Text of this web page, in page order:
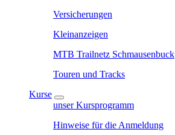
Versicherungen
Kleinanzeigen
MTB Trailnetz Schmausenbuck
Touren und Tracks
Kurse
unser Kursprogramm
Hinweise für die Anmeldung